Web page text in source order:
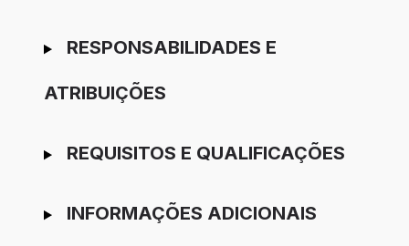
RESPONSABILIDADES E
ATRIBUIÇÕES
REQUISITOS E QUALIFICAÇÕES
INFORMAÇÕES ADICIONAIS